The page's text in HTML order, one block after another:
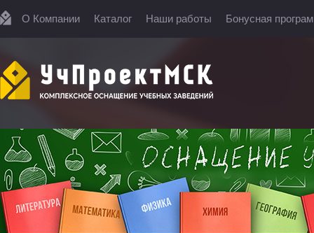
О Компании Каталог Наши работы Бонусная